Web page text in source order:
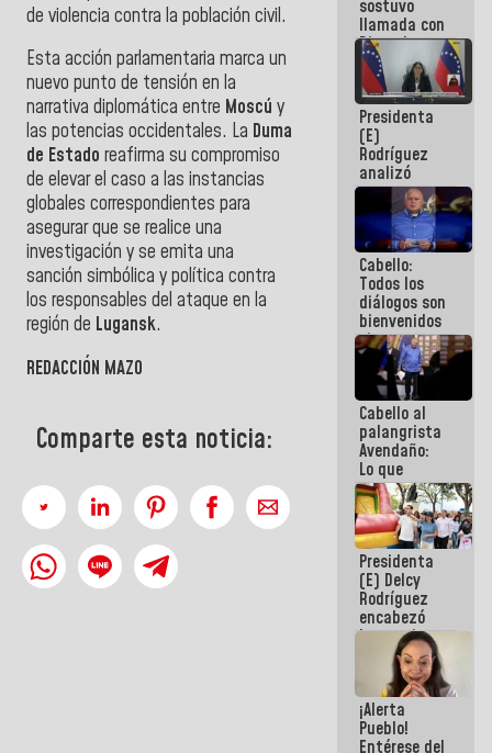
de violencia contra la población civil.
Esta acción parlamentaria marca un
nuevo punto de tensión en la
narrativa diplomática entre Moscú y
las potencias occidentales. La Duma
de Estado reafirma su compromiso
de elevar el caso a las instancias
globales correspondientes para
asegurar que se realice una
investigación y se emita una
sanción simbólica y política contra
los responsables del ataque en la
región de Lugansk.
REDACCIÓN MAZO
Comparte esta noticia:
sostuvo
llamada con
Dinorah
Figuera y
acuerdan
primer
encuentro
presencial
para el
diálogo
Presidenta
(E)
Rodríguez
analizó
junto a
gobernadores
planes de
recuperación
del Sistema
Eléctrico
Nacional
Cabello:
Todos los
diálogos son
bienvenidos
siempre que
estén en el
marco de la
Constitución
de la
República
Cabello al
palangrista
Avendaño:
Lo que
vayas a
escribir
hazlo hoy
por que no
sabemos si
la semana
que viene
hay
programa
Presidenta
(E) Delcy
Rodríguez
encabezó
lanzamiento
del Plan
Nacional de
Recreación
Vacacional
¡Alerta
Pueblo!
Entérese del